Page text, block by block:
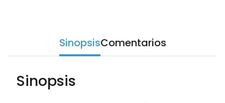
SinopsisComentarios
Sinopsis